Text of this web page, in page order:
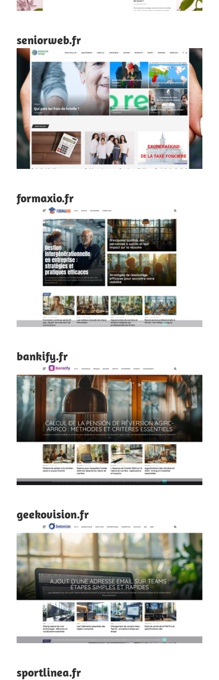
seniorweb.fr
formaxio.fr
bankify.fr
geekovision.fr
sportlinea.fr